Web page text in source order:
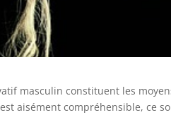
masculin constituent les
aisément compréhensible, ce